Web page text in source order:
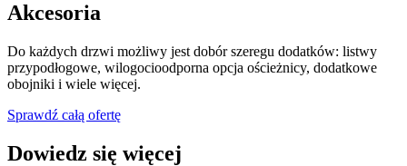
Akcesoria
Do każdych drzwi możliwy jest dobór szeregu dodatków: listwy
przypodłogowe, wilogocioodporna opcja ościeżnicy, dodatkowe
obojniki i wiele więcej.
Sprawdź całą ofertę
Dowiedz się więcej